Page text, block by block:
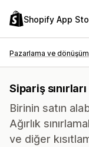
Shopify App
Pazarlama ve dönüşüm
Sipariş
Birinin satın
Ağırlık
ve diğer